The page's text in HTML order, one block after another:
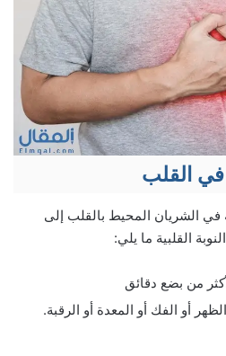
القلب
في الشريان المحيط بالقلب إلى
القلبية ما يلي:
من بضع دقائق
أو الفك أو المعدة أو الرقبة.